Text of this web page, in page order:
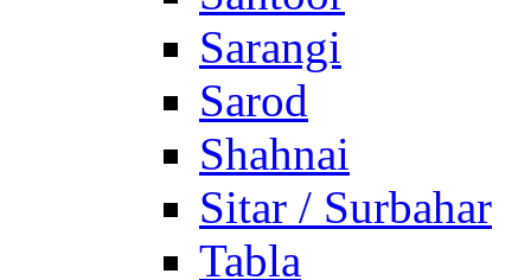
Sarangi
Sarod
Shahnai
Sitar / Surbahar
Tabla